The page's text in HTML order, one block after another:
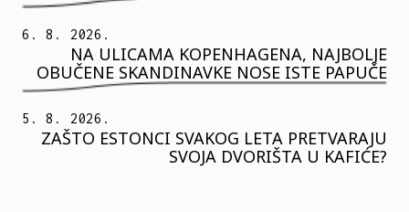
6. 8. 2026.
NA ULICAMA KOPENHAGENA, NAJBOLJE
OBUČENE SKANDINAVKE NOSE ISTE PAPUČE
5. 8. 2026.
ZAŠTO ESTONCI SVAKOG LETA PRETVARAJU
SVOJA DVORIŠTA U KAFIĆE?